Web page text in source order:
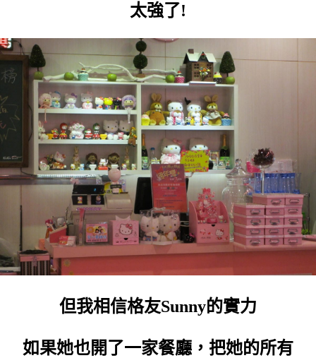
太強了!
但我相信格友Sunny的實力
如果她也開了一家餐廳，把她的所有